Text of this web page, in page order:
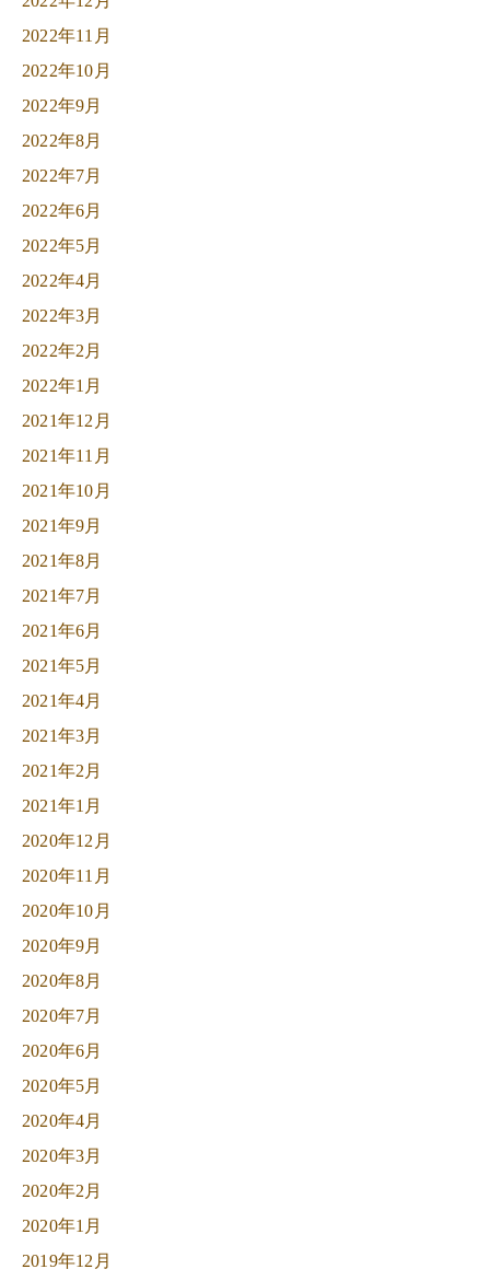
2022年11月
2022年10月
2022年9月
2022年8月
2022年7月
2022年6月
2022年5月
2022年4月
2022年3月
2022年2月
2022年1月
2021年12月
2021年11月
2021年10月
2021年9月
2021年8月
2021年7月
2021年6月
2021年5月
2021年4月
2021年3月
2021年2月
2021年1月
2020年12月
2020年11月
2020年10月
2020年9月
2020年8月
2020年7月
2020年6月
2020年5月
2020年4月
2020年3月
2020年2月
2020年1月
2019年12月